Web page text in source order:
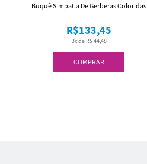
COMPRAR
3x de R$ 44,48
R$133,45
Buquê Simpatia De Gerberas Coloridas